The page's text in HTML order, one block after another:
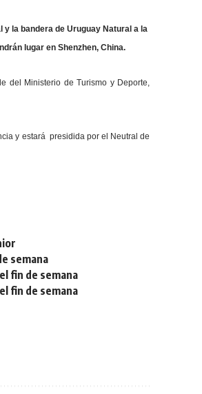
y la bandera de Uruguay Natural a la
lugar en Shenzhen, China.
del Ministerio de Turismo y Deporte,
y estará presidida por el Neutral de
semana
fin de semana
fin de semana